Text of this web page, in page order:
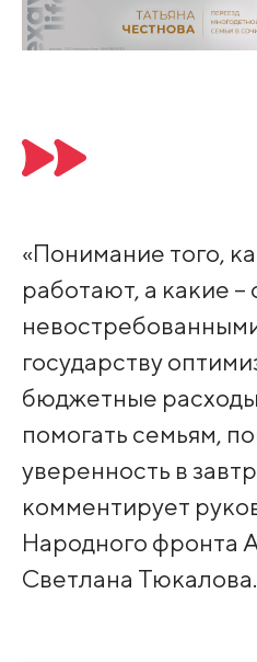
«Понимание того,
работают, а какие –
государству
бюджетные
помогать семьям,
уверенность в
комментирует
Народного фронта
Светлана Тюкалова.